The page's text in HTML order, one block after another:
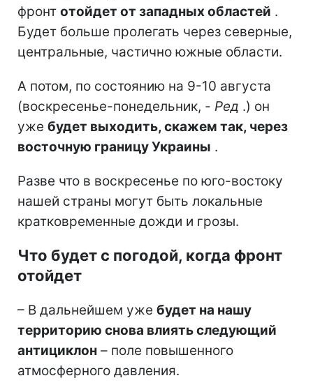
фронт отойдет от западных областей .
Будет больше пролегать через северные,
центральные, частично южные области.
А потом, по состоянию на 9-10 августа
(воскресенье-понедельник, - Ред .) он
уже будет выходить, скажем так, через
восточную границу Украины .
Разве что в воскресенье по юго-востоку
нашей страны могут быть локальные
кратковременные дожди и грозы.
Что будет с погодой, когда фронт
отойдет
– В дальнейшем уже будет на нашу
территорию снова влиять следующий
антициклон – поле повышенного
атмосферного давления.